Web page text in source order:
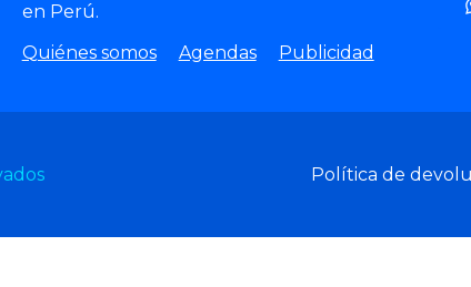
en Perú.
Quiénes somos
Agendas Publicidad
Política de